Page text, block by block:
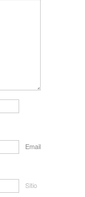
Email
Sitio